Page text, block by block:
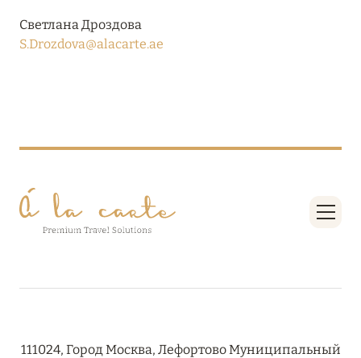
Подробнее
Подробнее
08 августа 2024
THE NAUTILUS MALDIVES: МАНТЫ, КИТОВЫЕ
Подробнее
30 июля 2024
Светлана Дроздова
S.Drozdova@alacarte.ae
111024, Город Москва, Лефортово Муниципальный